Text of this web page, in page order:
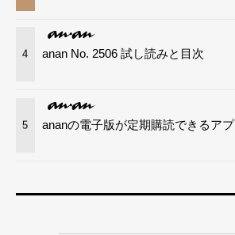
4 anan No. 2506 試し読みと目次
5 ananの電子版が定期購読できるアプ